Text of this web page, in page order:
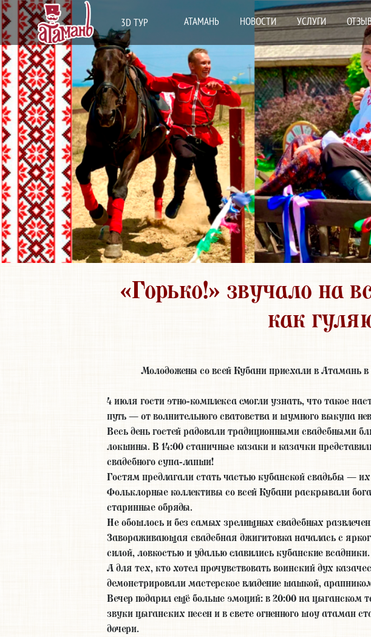
3D ТУР АТАМАНЬ НОВОСТИ УСЛУГИ
«Горько!» звучало на
как
Молодожены со всей Кубани приехали в Атамань
4 июля гости этно-комплекса смогли узнать, что такое
путь — от волнительного сватовства и шумного выкупа
Весь день гостей радовали традиционными свадебными
локшины. В 14:00 станичные казаки и казачки
свадебного супа-лапши!
Гостям предлагали стать частью кубанской свадьбы —
Фольклорные коллективы со всей Кубани раскрывали
старинные обряды.
Не обошлось и без самых зрелищных свадебных
Завораживающая свадебная джигитовка началась с
силой, ловкостью и удалью славились кубанские всадники.
А для тех, кто хотел прочувствовать воинский дух
демонстрировали мастерское владение шашкой,
Вечер подарил ещё больше эмоций: в 20:00 на цыганском
звуки цыганских песен и в свете огненного шоу атаман
дочери.